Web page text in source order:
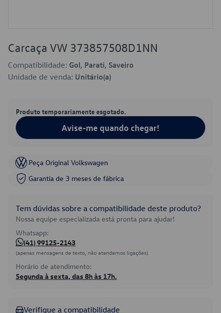
Carcaça VW 373857508D1NN
Compatibilidade: Gol, Parati, Saveiro
Unidade de venda: Unitário(a)
Produto temporariamente esgotado.
Avise-me quando chegar!
Peça Original Volkswagen
Garantia de 3 meses de fábrica
Tem dúvidas sobre a compatibilidade deste produto?
Nossa equipe especializada está pronta para ajudar!
Whatsapp:
(41) 99125-2143
(apenas mensagens de texto, não atendemos ligações)
Horário de atendimento:
Segunda à sexta, das 8h às 17h.
Verifique a compatibilidade